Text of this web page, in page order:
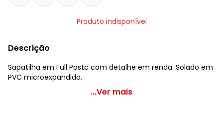
Produto indisponível
Descrição
Sapatilha em Full Pastc com detalhe em renda. Solado em
PVC microexpandido.
Perfecta - Sapatilha Verde em Sintético
...Ver mais